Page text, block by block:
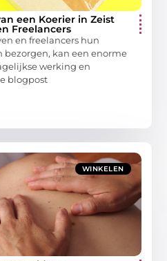
een Koerier in Zeist
Freelancers
en freelancers hun
kan een enorme
werking en
blogpost
WINKELEN